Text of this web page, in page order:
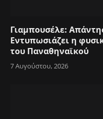
Γιαμπουσέλε:
Εντυπωσιάζει η
του Παναθηναϊκού
7 Αυγούστου, 2026